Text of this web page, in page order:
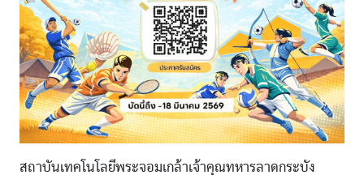
สถาบันเทคโนโลยีพระจอมเกล้าเจ้าคุณทหารลาดกระบัง